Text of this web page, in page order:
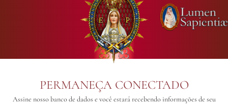
PERMANEÇA CONECTADO
Assine nosso banco de dados e você estará recebendo informações de seu